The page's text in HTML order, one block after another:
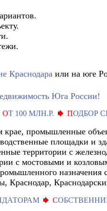
Краснодараили на юге
Юга России!
ОТ 100 МЛН.Р. ПОДБОР
крае, промышленные
площадки и
территории с
с мостовыми и
Краснодар,
С